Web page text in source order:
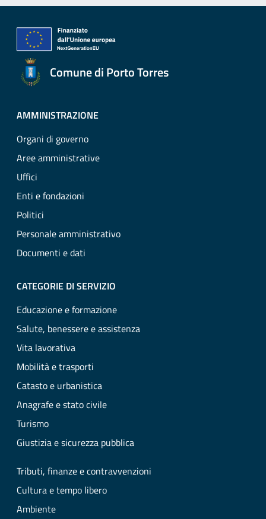
Comune di Porto Torres
AMMINISTRAZIONE
Organi di governo
Aree amministrative
Uffici
Enti e fondazioni
Politici
Personale amministrativo
Documenti e dati
CATEGORIE DI SERVIZIO
Educazione e formazione
Salute, benessere e assistenza
Vita lavorativa
Mobilità e trasporti
Catasto e urbanistica
Anagrafe e stato civile
Turismo
Giustizia e sicurezza pubblica
Tributi, finanze e contravvenzioni
Cultura e tempo libero
Ambiente